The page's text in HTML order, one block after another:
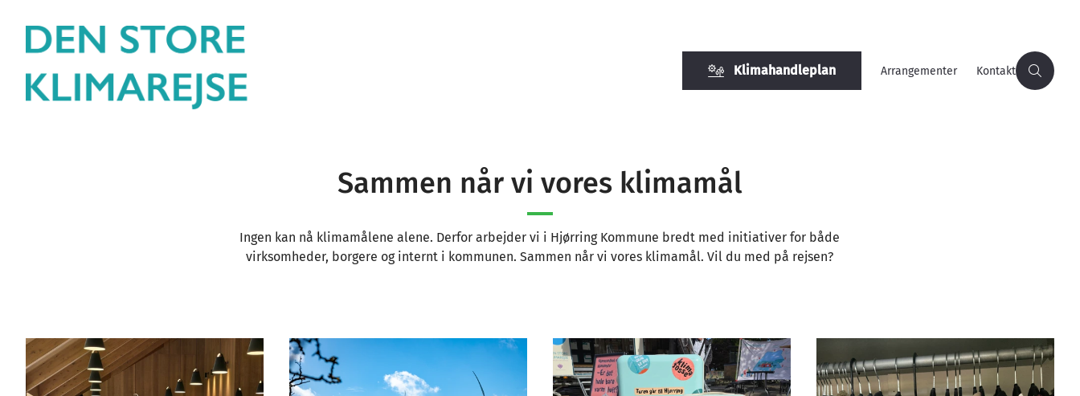
Klimahandleplan Arrangementer Kontakt
Sammen når vi vores klimamål
Ingen kan nå klimamålene alene. Derfor arbejder vi i Hjørring Kommune bredt med initiativer for både
virksomheder, borgere og internt i kommunen. Sammen når vi vores klimamål. Vil du med på rejsen?